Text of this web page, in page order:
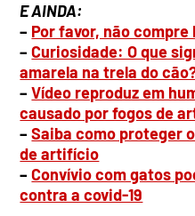
E AINDA:
– Por favor, não compre
–Curiosidade: O que
amarela na trela do
–Vídeo reproduz em
causado por fogos de
–Saiba como proteger
de artifício
–Convívio com gatos
contra a covid-19